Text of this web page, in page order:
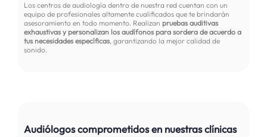
Los centros de audiología dentro de nuestra red cuentan con un
equipo de profesionales altamente cualificados que te brindarán
asesoramiento en todo momento. Realizan pruebas auditivas
exhaustivas y personalizan los audífonos para sordera de acuerdo a
tus necesidades específicas, garantizando la mejor calidad de
sonido.
Audiólogos comprometidos en nuestras clínicas